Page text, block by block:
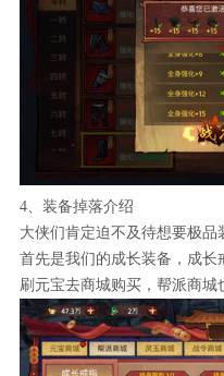
4、装备掉落介绍
大侠们肯定迫不及待想要极品
首先是我们的成长装备，成
刷元宝去商城购买，帮派商城